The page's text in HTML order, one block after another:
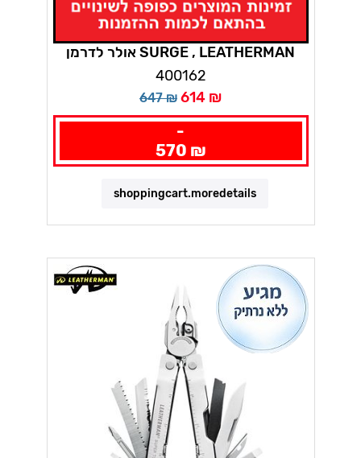
אולר לדרמן SURGE , LEATHERMAN
400162
647 ₪ 614 ₪
-
570 ₪
shoppingcart.moredetails